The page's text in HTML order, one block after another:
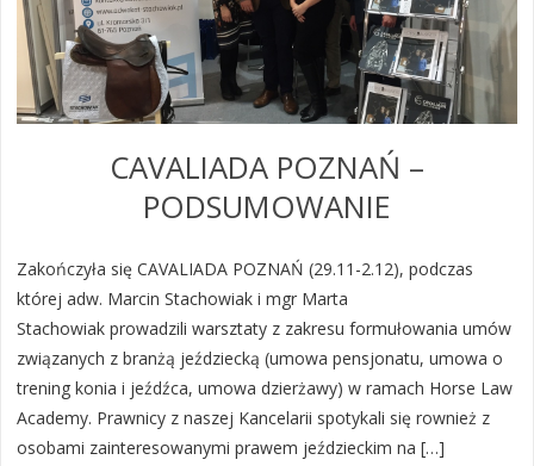
CAVALIADA POZNAŃ –
PODSUMOWANIE
Zakończyła się CAVALIADA POZNAŃ (29.11-2.12), podczas
której adw. Marcin Stachowiak i mgr Marta
Stachowiak prowadzili warsztaty z zakresu formułowania umów
związanych z branżą jeździecką (umowa pensjonatu, umowa o
trening konia i jeźdźca, umowa dzierżawy) w ramach Horse Law
Academy. Prawnicy z naszej Kancelarii spotykali się rownież z
osobami zainteresowanymi prawem jeździeckim na […]